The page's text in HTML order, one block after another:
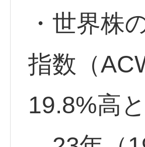
・世界株
指数（
19.8%高と